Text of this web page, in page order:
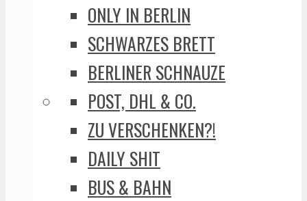
ONLY IN BERLIN
SCHWARZES BRETT
BERLINER SCHNAUZE
POST, DHL & CO.
ZU VERSCHENKEN?!
DAILY SHIT
BUS & BAHN